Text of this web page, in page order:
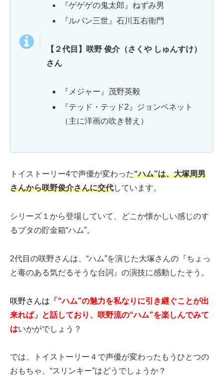
『ゲゲゲの鬼太郎』ねずみ男
『ルパン三世』石川五右衛門
【２代目】咲野 俊介（さくや しゅんすけ）
さん
『メジャー』茂野英毅
『テッド・テッド2』ジョンベネット
（主に洋画の吹き替え）
トイストーリー4で声優が変わった“ハム”は、大塚周男
さんから咲野俊介さんに交代しています。
シリーズ１から登場していて、どこか懐かしい感じのす
るブタの貯金箱“ハム”。
2代目の咲野さんは、“ハム”を演じた大塚さんの『ちょっ
と毒のある気だるそうな台詞』の演技に感動したそう。
咲野さんは 「“ハム”の魅力を私なりに引き継ぐことが出
来れば」と話しており、咲野流の“ハム”を楽しんでみて
はいかがでしょう？
では、トイストーリー４で声優が変わったもうひとつの
おもちゃ、“スリンキー”はどうでしょうか？